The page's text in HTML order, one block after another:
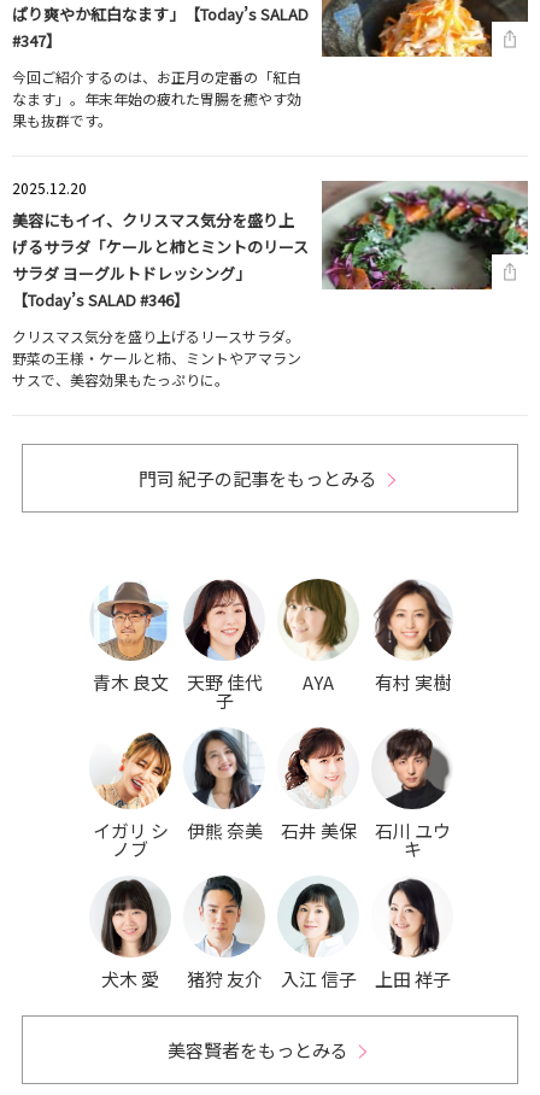
ぱり爽やか紅白なます」【Today’s SALAD
#347】
今回ご紹介するのは、お正月の定番の「紅白
なます」。年末年始の疲れた胃腸を癒やす効
果も抜群です。
2025.12.20
美容にもイイ、クリスマス気分を盛り上
げるサラダ「ケールと柿とミントのリース
サラダ ヨーグルトドレッシング」
【Today’s SALAD #346】
クリスマス気分を盛り上げるリースサラダ。
野菜の王様・ケールと柿、ミントやアマラン
サスで、美容効果もたっぷりに。
門司 紀子の記事をもっとみる
青木 良文 天野 佳代
子
AYA 有村 実樹
イガリ シ
ノブ
伊熊 奈美 石井 美保 石川 ユウ
キ
犬木 愛 猪狩 友介 入江 信子 上田 祥子
美容賢者をもっとみる